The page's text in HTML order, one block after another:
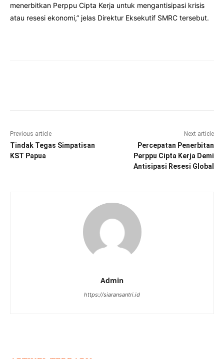
menerbitkan Perppu Cipta Kerja untuk mengantisipasi krisis
atau resesi ekonomi,” jelas Direktur Eksekutif SMRC tersebut.
Previous article
Tindak Tegas Simpatisan
KST Papua
Next article
Percepatan Penerbitan
Perppu Cipta Kerja Demi
Antisipasi Resesi Global
Admin
https://siaransantri.id